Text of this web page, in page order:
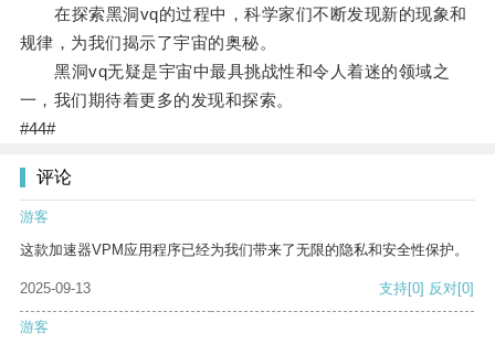
在探索黑洞vq的过程中，科学家们不断发现新的现象和
规律，为我们揭示了宇宙的奥秘。
黑洞vq无疑是宇宙中最具挑战性和令人着迷的领域之
一，我们期待着更多的发现和探索。
#44#
评论
游客
这款加速器VPM应用程序已经为我们带来了无限的隐私和安全性保护。
2025-09-13 支持[0] 反对[0]
游客